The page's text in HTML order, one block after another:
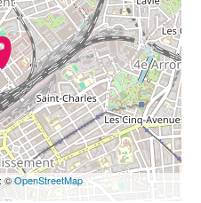
©OpenStreetMap